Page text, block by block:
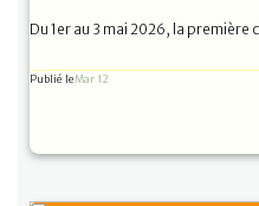
Du 1er au 3 mai 2026, la
Publié leMar 12